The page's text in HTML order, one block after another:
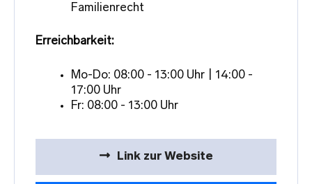
Familienrecht
Erreichbarkeit:
Mo-Do: 08:00 - 13:00 Uhr | 14:00 -
17:00 Uhr
Fr: 08:00 - 13:00 Uhr
Link zur Website